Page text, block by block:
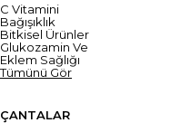
C Vitamini
Bağışıklık
Bitkisel Ürünler
Glukozamin Ve
Eklem Sağlığı
Tümünü Gör
ÇANTALAR